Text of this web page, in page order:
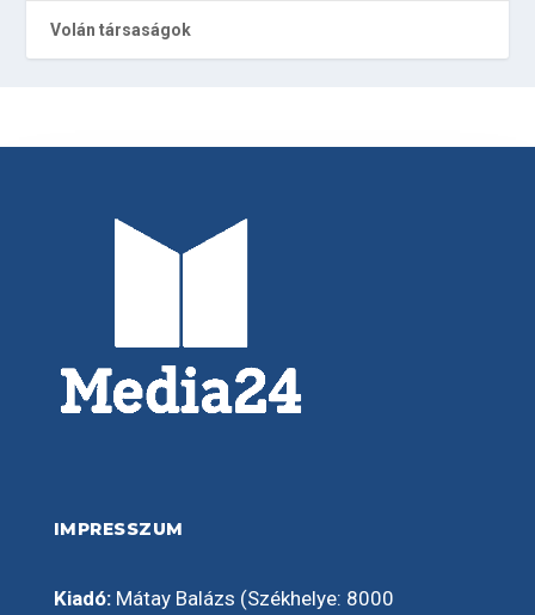
Volán társaságok
IMPRESSZUM
Kiadó:Mátay Balázs (Székhelye: 8000